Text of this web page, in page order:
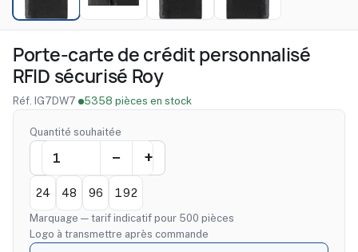
Porte-carte de crédit personnalisé
RFID sécurisé Roy
Réf. IG7DW7· 5358 pièces en stock
Quantité souhaitée
24 48 96 192
Marquage — tarif indicatif pour 500 pièces
Logo à transmettre après commande